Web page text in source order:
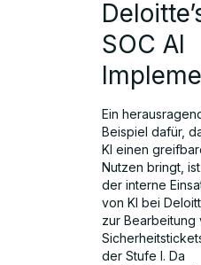
SOC AI
Ein
Beispiel dafür,
KI einen
Nutzen bringt, ist
der interne
von KI bei
zur Bearbeitung
der Stufe I. Da